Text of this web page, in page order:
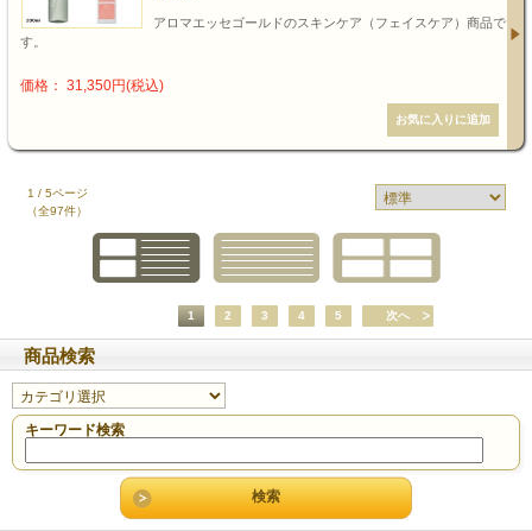
アロマエッセゴールドのスキンケア（フェイスケア）商品で
す。
価格： 31,350円(税込)
1 / 5ページ
（全97件）
1 2 3 4 5 次へ
商品検索
キーワード検索